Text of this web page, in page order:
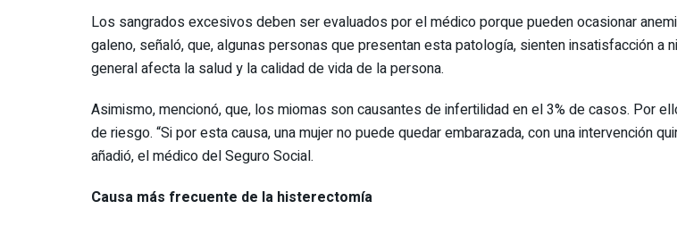
Los sangrados excesivos deben ser evaluados por el médico porque pueden ocasionar
galeno, señaló, que, algunas personas que presentan esta patología, sienten
general afecta la salud y la calidad de vida de la persona.
Asimismo, mencionó, que, los miomas son causantes de infertilidad en el 3% de casos. Por
de riesgo. “Si por esta causa, una mujer no puede quedar embarazada, con una intervención
añadió, el médico del Seguro Social.
Causa más frecuente de la histerectomía